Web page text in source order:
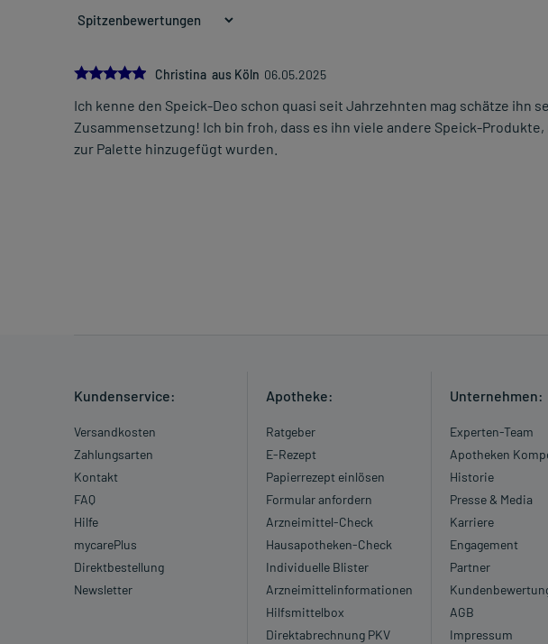
5.0
Christina aus Köln 06.05.2025
Ich kenne den Speick-Deo schon quasi seit Jahrzehnten mag schätze ihn
Zusammensetzung! Ich bin froh, dass es ihn viele andere Speick-
zur Palette hinzugefügt wurden.
Kundenservice:
Versandkosten
Zahlungsarten
Kontakt
FAQ
Hilfe
mycarePlus
Direktbestellung
Newsletter
Apotheke:
Ratgeber
E-Rezept
Papierrezept einlösen
Formular anfordern
Arzneimittel-Check
Hausapotheken-Check
Individuelle Blister
Arzneimittelinformationen
Hilfsmittelbox
Direktabrechnung PKV
Unternehmen:
Experten-Team
Apotheken
Historie
Presse & Media
Karriere
Engagement
Partner
AGB
Impressum